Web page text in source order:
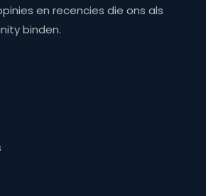
en recencies die ons als
binden.